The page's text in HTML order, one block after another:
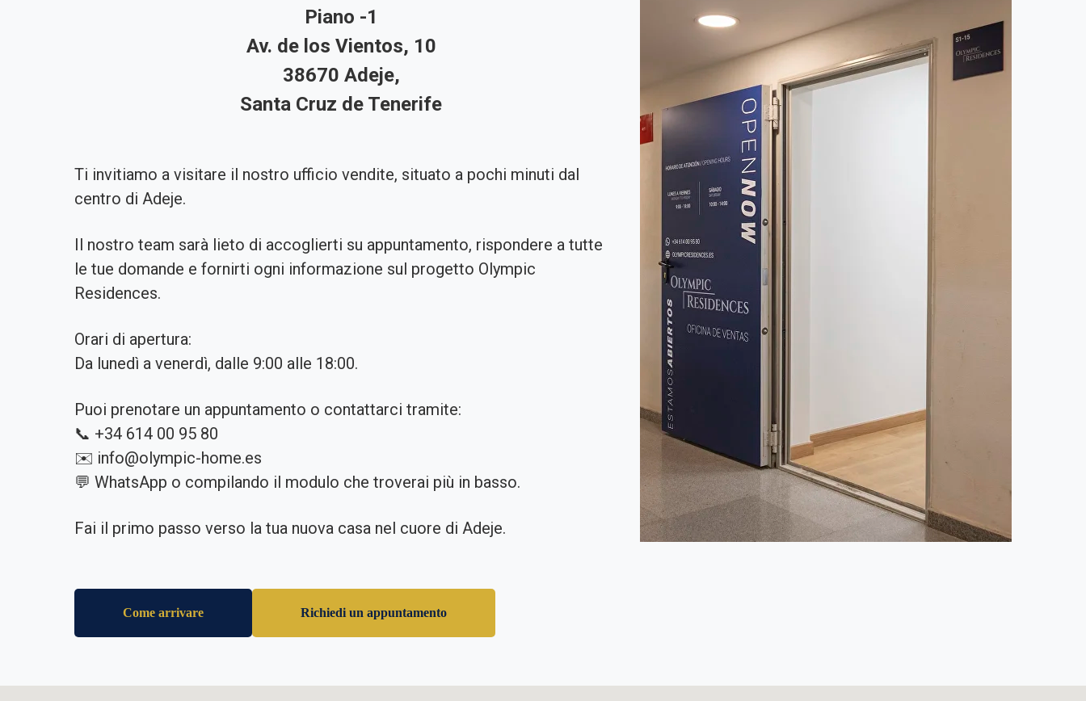
Piano -1
Av. de los Vientos, 10
38670 Adeje,
Santa Cruz de Tenerife
Ti invitiamo a visitare il nostro ufficio vendite, situato a pochi minuti dal
centro di Adeje.
Il nostro team sarà lieto di accoglierti su appuntamento, rispondere a tutte
le tue domande e fornirti ogni informazione sul progetto Olympic
Residences.
Orari di apertura:
Da lunedì a venerdì, dalle 9:00 alle 18:00.
Puoi prenotare un appuntamento o contattarci tramite:
📞 +34 614 00 95 80
✉️ info@olympic-home.es
💬 WhatsApp o compilando il modulo che troverai più in basso.
Fai il primo passo verso la tua nuova casa nel cuore di Adeje.
Come arrivare Richiedi un appuntamento